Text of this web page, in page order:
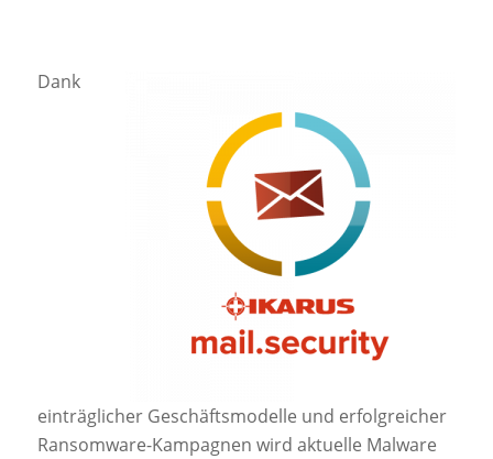
Dank
einträglicher Geschäftsmodelle und erfolgreicher
Ransomware-Kampagnen wird aktuelle Malware